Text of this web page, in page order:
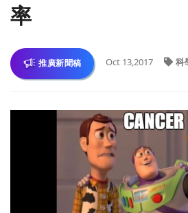
率
推廣新聞稿 Oct 13,2017 科